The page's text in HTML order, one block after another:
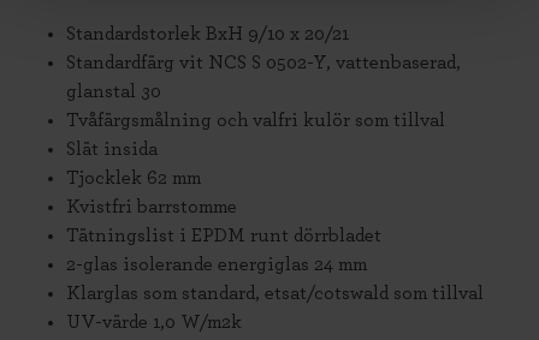
Standardstorlek BxH 9/10 x 20/21
Standardfärg vit NCS S 0502-Y, vattenbaserad,
glanstal 30
Tvåfärgsmålning och valfri kulör som tillval
Slät insida
Tjocklek 62 mm
Kvistfri barrstomme
Tätningslist i EPDM runt dörrbladet
2-glas isolerande energiglas 24 mm
Klarglas som standard, etsat/cotswald som tillval
UV-värde 1,0 W/m2k